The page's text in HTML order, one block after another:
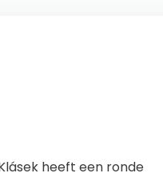
heeft een ronde